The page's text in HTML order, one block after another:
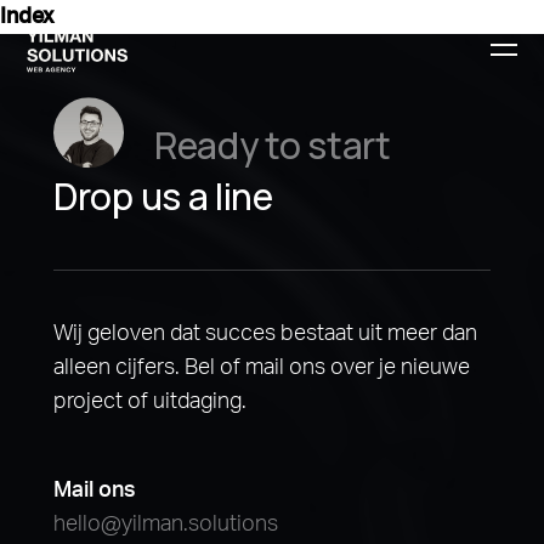
Index
Ready to start
Drop us a line
Wij geloven dat succes bestaat uit meer dan
alleen cijfers. Bel of mail ons over je nieuwe
project of uitdaging.
Mail ons
hello@yilman.solutions